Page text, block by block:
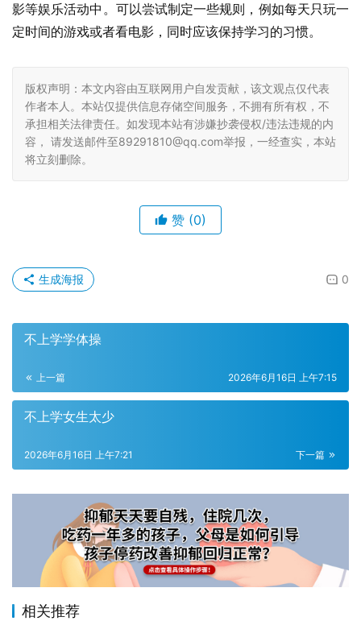
影等娱乐活动中。可以尝试制定一些规则，例如每天只玩一
定时间的游戏或者看电影，同时应该保持学习的习惯。
版权声明：本文内容由互联网用户自发贡献，该文观点仅代表
作者本人。本站仅提供信息存储空间服务，不拥有所有权，不
承担相关法律责任。如发现本站有涉嫌抄袭侵权/违法违规的内
容， 请发送邮件至89291810@qq.com举报，一经查实，本站
将立刻删除。
赞 (0)
0
生成海报
不上学学体操
上一篇 2026年6月16日 上午7:15
不上学女生太少
下一篇
2026年6月16日 上午7:21
相关推荐